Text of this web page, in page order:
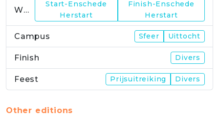
WP23
Start-Enschede
Herstart
Finish-Enschede
Herstart
Campus Sfeer Uittocht
Finish Divers
Feest Prijsuitreiking Divers
Other editions